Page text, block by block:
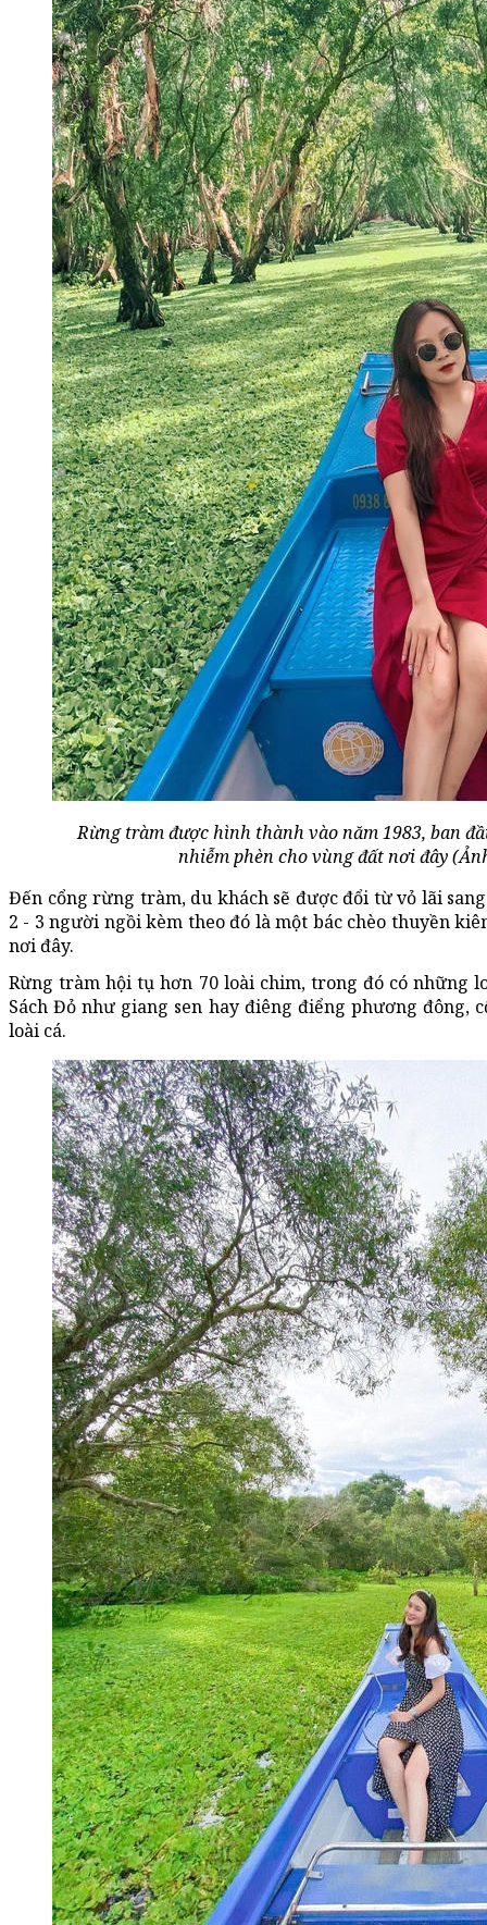
Rừng tràm được hình thành vào năm 1983, ban
nhiễm phèn cho vùng đất nơi đây
Đến cổng rừng tràm, du khách sẽ được đổi từ vỏ lãi
2 - 3 người ngồi kèm theo đó là một bác chèo thuyền
nơi đây.
Rừng tràm hội tụ hơn 70 loài chim, trong đó có những
Sách Đỏ như giang sen hay điêng điểng phương đông,
loài cá.